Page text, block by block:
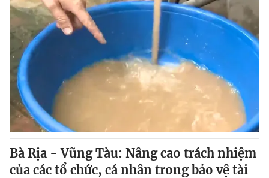
Bà Rịa - Vũng Tàu: Nâng cao trách nhiệm
của các tổ chức, cá nhân trong bảo vệ tài